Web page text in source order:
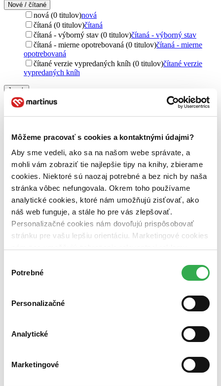
Môžeme pracovať s cookies a kontaktnými údajmi?
Aby sme vedeli, ako sa na našom webe správate, a
mohli vám zobraziť tie najlepšie tipy na knihy, zbierame
cookies. Niektoré sú naozaj potrebné a bez nich by naša
stránka vôbec nefungovala. Okrem toho používame
analytické cookies, ktoré nám umožňujú zisťovať, ako
náš web funguje, a stále ho pre vás zlepšovať.
Personalizačné cookies nám dovoľujú prispôsobovať
stránku pre vašu lepšiu orientáciu. Marketingové cookies
nám pomohlo, keby sme mohli používať všetky tieto
súhlasu
Potrebné
Personalizačné
Analytické
Marketingové
Nové / čítané
nová (0 titulov)nová
čítaná (0 titulov)čítaná
čítaná - výborný stav (0 titulov)čítaná - výborný stav
čítaná - mierne opotrebovaná (0 titulov)čítaná - mierne
opotrebovaná
čítané verzie vypredaných kníh (0 titulov)čítané verzie
vypredaných kníh
Jazyk
čeština (1 titul)
Vydavateľstvo
Zoradiť
Bestsellery
Top hodnotené
Novinky
Najdrahšie
Najlacnejšie